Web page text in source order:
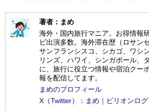
著者：まめ
海外・国内旅行マニア。お得情報
ビ出演多数。海外滞在歴（ロサン
サンフランシスコ、シカゴ、ワシ
リンズ、ハワイ、シンガポール、
に、旅行に役立つ情報や宿泊クー
報を配信してます。
まめのプロフィール
X（Twitter）：まめ｜ビリオンログ